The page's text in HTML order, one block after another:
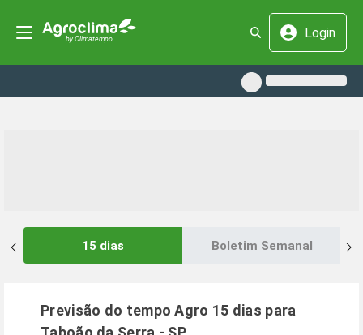
Login
15 dias Boletim Semanal
Previsão do tempo Agro 15 dias para